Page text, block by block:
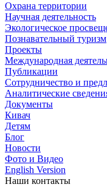
Охрана территории
Научная деятельность
Экологическое
Познавательный туризм
Проекты
Международная
Публикации
Сотрудничество и
Аналитические
Документы
Кивач
Детям
Блог
Новости
Фото и Видео
English Version
Наши контакты